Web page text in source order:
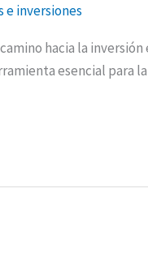
e inversiones
hacia la
esencial